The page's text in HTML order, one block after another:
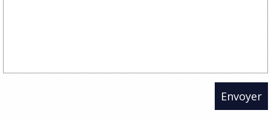
Envoyer